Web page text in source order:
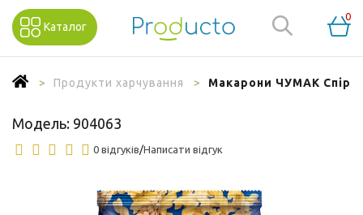
Каталог
0
Продукти харчування Макарони ЧУМАК
Модель: 904063
0 відгуків/Написати відгук